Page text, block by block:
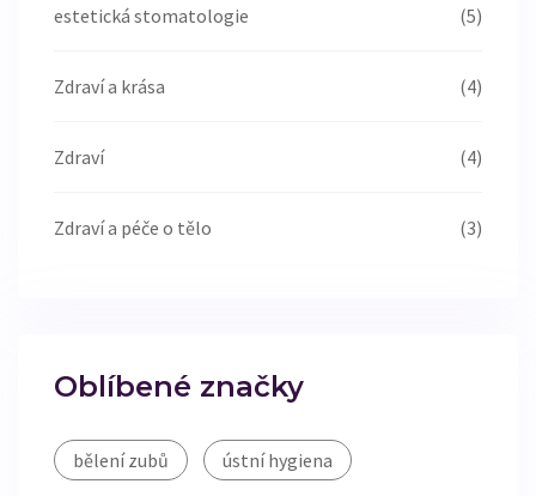
estetická stomatologie (5)
Zdraví a krása (4)
Zdraví (4)
Zdraví a péče o tělo (3)
Oblíbené značky
bělení zubů ústní hygiena